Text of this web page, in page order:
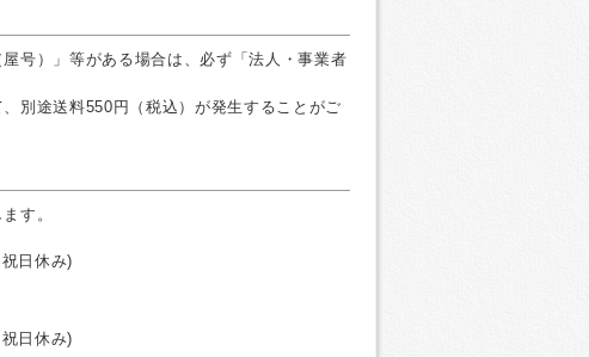
号）」等がある場合は、必ず「法人・事業者
別途送料550円（税込）が発生することがご
す。
日休み)
日休み)